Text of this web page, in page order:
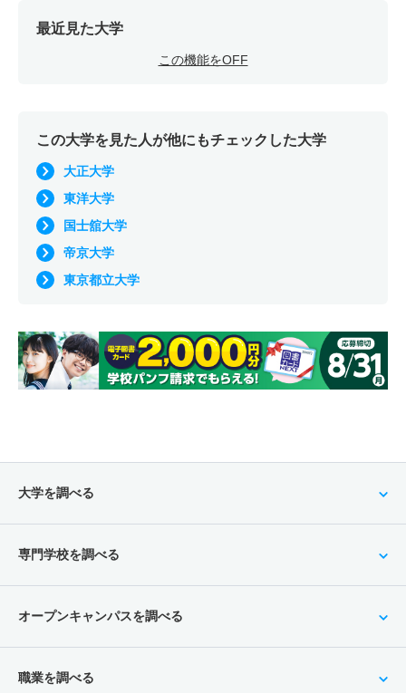
最近見た大学
この機能をOFF
この大学を見た人が他にもチェックした大学
大正大学
東洋大学
国士舘大学
帝京大学
東京都立大学
大学を調べる
専門学校を調べる
オープンキャンパスを調べる
職業を調べる